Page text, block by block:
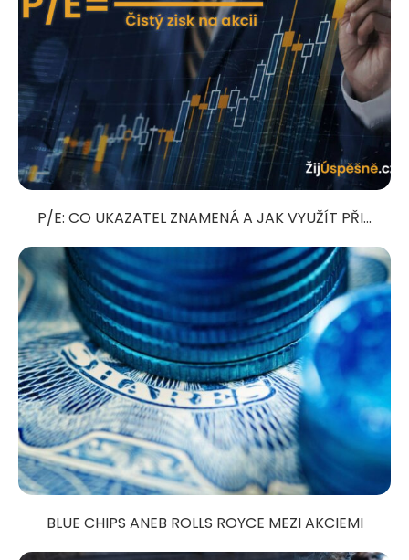
P/E: CO UKAZATEL ZNAMENÁ A JAK VYUŽÍT PŘI...
BLUE CHIPS ANEB ROLLS ROYCE MEZI AKCIEMI